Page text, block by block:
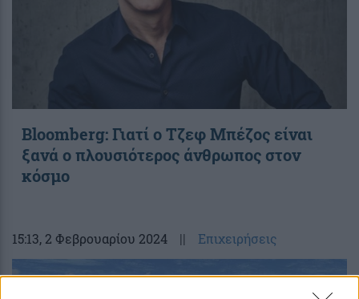
Bloomberg: Γιατί ο Τζεφ Μπέζος είναι
ξανά ο πλουσιότερος άνθρωπος στον
κόσμο
15:13, 2 Φεβρουαρίου 2024 || Επιχειρήσεις